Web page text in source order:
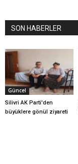
SON HABERLER
Güncel
Silivri AK Parti'den
büyüklere gönül ziyareti